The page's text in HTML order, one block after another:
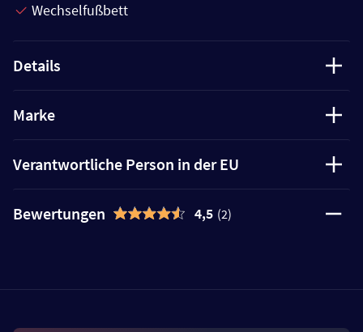
Wechselfußbett
Details
Marke
Verantwortliche Person in der EU
Bewertungen 4,5 (2)